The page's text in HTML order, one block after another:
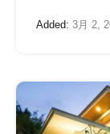
Added: 3月 2,